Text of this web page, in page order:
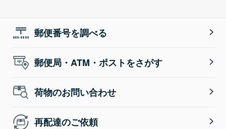
郵便番号を調べる
郵便局・ATM・ポストをさがす
荷物のお問い合わせ
再配達のご依頼